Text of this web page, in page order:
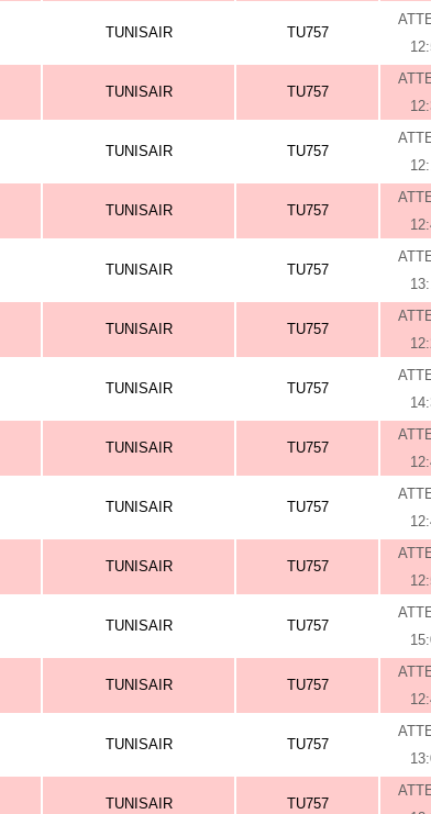
TUNISAIR TU757
TUNISAIR TU757
TUNISAIR TU757
TUNISAIR TU757
TUNISAIR TU757
TUNISAIR TU757
TUNISAIR TU757
TUNISAIR TU757
TUNISAIR TU757
TUNISAIR TU757
TUNISAIR TU757
TUNISAIR TU757
TUNISAIR TU757
TUNISAIR TU757